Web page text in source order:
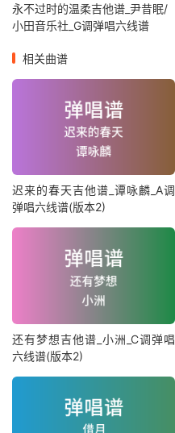
永不过时的温柔吉他谱_尹昔眠/
小田音乐社_G调弹唱六线谱
相关曲谱
迟来的春天吉他谱_谭咏麟_A调
弹唱六线谱(版本2)
还有梦想吉他谱_小洲_C调弹唱
六线谱(版本2)